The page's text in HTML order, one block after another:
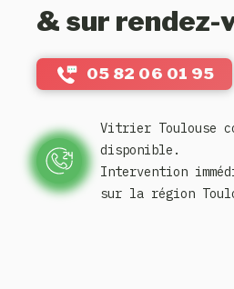
& sur rendez-
05 82 06 01 95
Vitrier Toulouse
disponible.
Intervention
sur la région